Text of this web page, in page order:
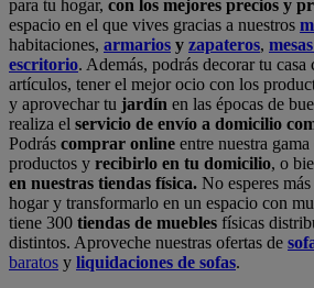
para tu hogar, con los mejores precios y
espacio en el que vives gracias a nuestros
habitaciones, armarios y zapateros,
escritorio. Además, podrás decorar tu
artículos, tener el mejor ocio con los
y aprovechar tu jardín en las épocas de
realiza el servicio de envío a domicilio
Podrás comprar online entre nuestra
productos y recibirlo en tu domicilio, o
en nuestras tiendas física. No esperes
hogar y transformarlo en un espacio con
tiene 300 tiendas de muebles físicas
distintos. Aproveche nuestras ofertas de
baratos y liquidaciones de sofas.